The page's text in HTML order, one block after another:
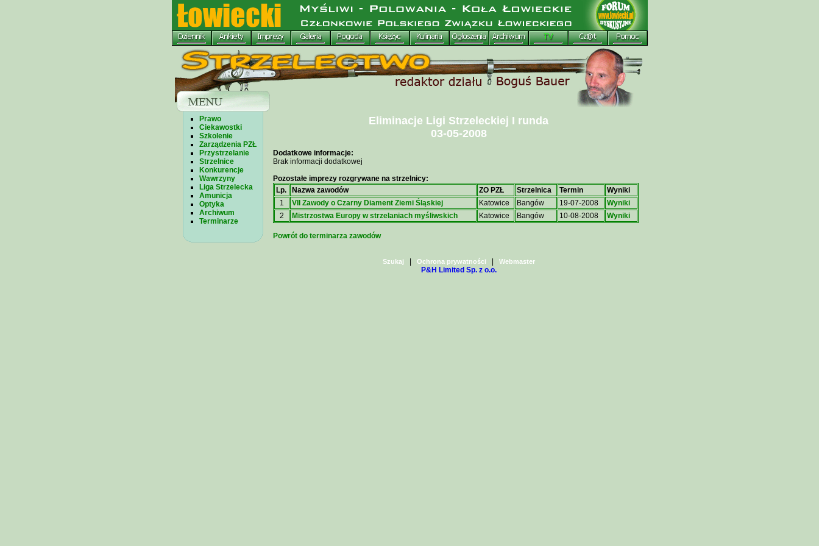
Prawo
Ciekawostki
Szkolenie
Zarządzenia PZŁ
Przystrzelanie
Strzelnice
Konkurencje
Wawrzyny
Liga Strzelecka
Amunicja
Optyka
Archiwum
Terminarze
Eliminacje Ligi Strzeleckiej I runda
03-05-2008
Dodatkowe informacje:
Brak informacji dodatkowej
Pozostałe imprezy rozgrywane na strzelnicy:
Lp.
Nazwa zawodów ZO PZŁ Strzelnica Termin
Wyniki
1
VII Zawody o Czarny Diament Ziemi Śląskiej Katowice Bangów 19-07-2008
Wyniki
2
Mistrzostwa Europy w strzelaniach myśliwskich Katowice Bangów 10-08-2008 Wyniki
Powrót do terminarza zawodów
Szukaj Ochrona prywatności Webmaster
P&H Limited Sp. z o.o.